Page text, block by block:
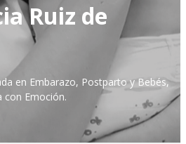
Ruiz de
en Embarazo, Postparto y Bebés,
con Emoción.